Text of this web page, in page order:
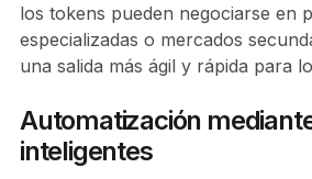
los tokens pueden negociarse en
especializadas o mercados
una salida más ágil y rápida para
Automatización
inteligentes